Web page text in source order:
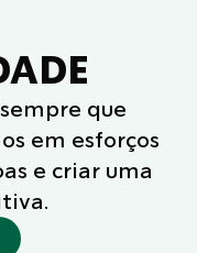
que
em esforços
e criar uma